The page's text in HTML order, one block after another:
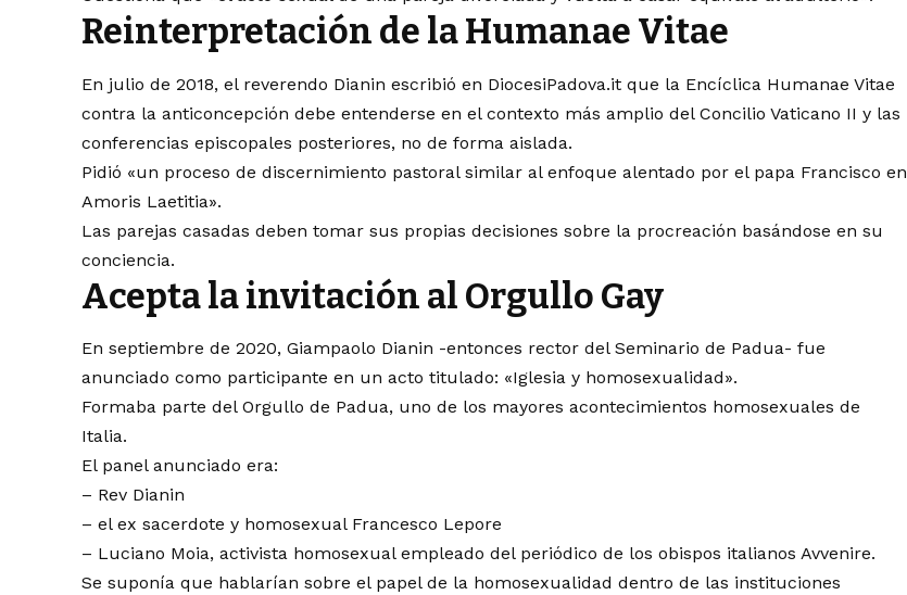
Reinterpretación de la Humanae Vitae
En julio de 2018, el reverendo Dianin escribió en DiocesiPadova.it que la Encíclica Humanae Vitae
contra la anticoncepción debe entenderse en el contexto más amplio del Concilio Vaticano II y las
conferencias episcopales posteriores, no de forma aislada.
Pidió «un proceso de discernimiento pastoral similar al enfoque alentado por el papa Francisco en
Amoris Laetitia».
Las parejas casadas deben tomar sus propias decisiones sobre la procreación basándose en su
conciencia.
Acepta la invitación al Orgullo Gay
En septiembre de 2020, Giampaolo Dianin -entonces rector del Seminario de Padua- fue
anunciado como participante en un acto titulado: «Iglesia y homosexualidad».
Formaba parte del Orgullo de Padua, uno de los mayores acontecimientos homosexuales de
Italia.
El panel anunciado era:
– Rev Dianin
– el ex sacerdote y homosexual Francesco Lepore
– Luciano Moia, activista homosexual empleado del periódico de los obispos italianos Avvenire.
Se suponía que hablarían sobre el papel de la homosexualidad dentro de las instituciones